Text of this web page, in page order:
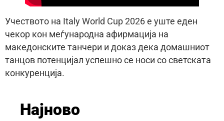
Учеството на Italy World Cup 2026 е уште еден
чекор кон меѓународна афирмација на
македонските танчери и доказ дека домашниот
танцов потенцијал успешно се носи со светската
конкуренција.
Најново